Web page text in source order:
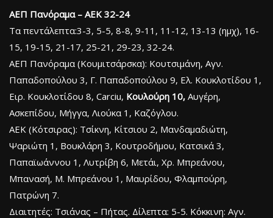
ΑΕΠ Πανόραμα – ΑΕΚ 32-24
Τα πεντάλεπτα:3-3, 5-5, 8-8, 9-11, 11-12, 13-13 (ημχ), 16-
15, 19-15, 21-17, 25-21, 29-23, 32-24.
ΑΕΠ Πανόραμα (Κουμιτσάρσκα): Κουτσιμάνη, Αγν.
Παπαδοπούλου 3, Γ. Παπαδοπούλου 9, Ελ. Κουκλοτίδου 1,
Ειρ. Κουκλοτίδου 8, Carciu, Κουλούρη 10, Αυγέρη,
Ασκεπίδου, Μήγγα, Λιούκα 1, Καζόγλου.
ΑΕΚ (Κότσιρας): Τσίκνη, Κίτσιου 2, Μανδαμαδιώτη,
Ψαριώτη 1, Βουκλάρη 3, Κουτροδήμου, Κατσικά 3,
Παπαϊωάννου 1, Λυτρίβη 6, Μετάι, Χρ. Μπρεάνου,
Μπανασή, Μ. Μπρεάνου 1, Μαυρίδου, Φλαμπούρη,
Πατρώνη 7.
Διαιτητές: Τσιάνας – Πήτας. Δίλεπτα: 5-5. Κόκκινη: Αγν.